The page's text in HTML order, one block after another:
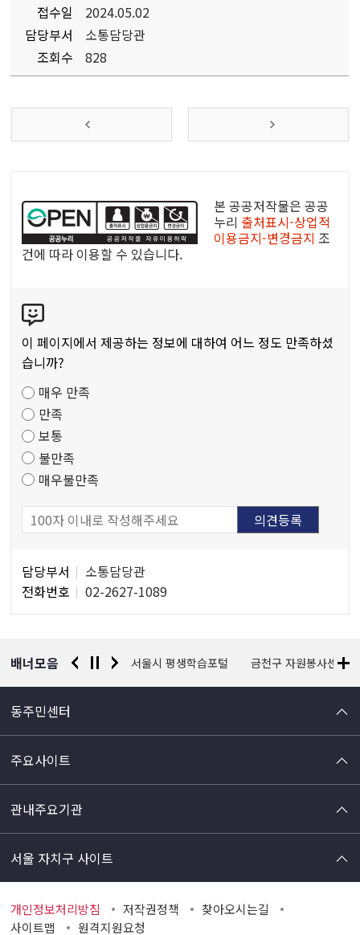
접수일
2024.05.02
담당부서
소통담당관
조회수
828
공
리
공
저
작
물
본 공공저작물은 공공
누리 출처표시-상업적
이용금지-변경금지 조
건에 따라 이용할 수 있습니다.
텐
츠
만
도
조
사
이 페이지에서 제공하는 정보에 대하여 어느 정도 만족하셨
습니까?
매우 만족
만족
보통
불만족
매우불만족
당
자
담당부서
소통담당관
전화번호
02-2627-1089
배너모음
찰청 유실물 통합포털 서울시 평생학습포털 금천구 자원봉사센터
동주민센터
주요사이트
관내주요기관
서울 자치구 사이트
개인정보처리방침 저작권정책
찾아오시는길
사이트맵
원격지원요청